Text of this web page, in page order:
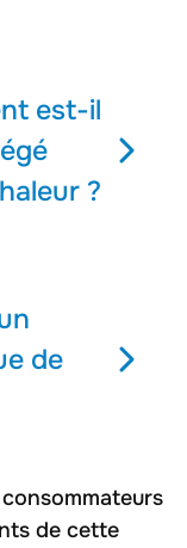
est-il
?
de
de cette